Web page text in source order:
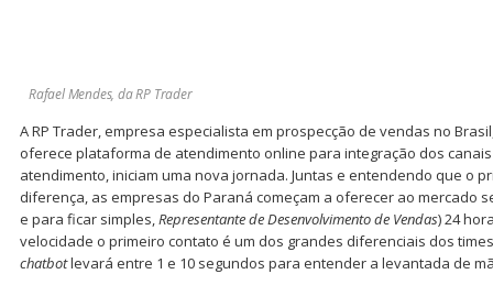
Rafael Mendes, da RP Trader
A RP Trader, empresa especialista em prospecção de vendas no
oferece plataforma de atendimento online para integração dos
atendimento, iniciam uma nova jornada. Juntas e entendendo que o
diferença, as empresas do Paraná começam a oferecer ao mercado
e para ficar simples,Representante de Desenvolvimento de Vendas) 24
velocidade o primeiro contato é um dos grandes diferenciais dos
chatbotlevará entre 1 e 10 segundos para entender a levantada de